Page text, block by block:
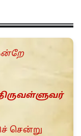
சென்று